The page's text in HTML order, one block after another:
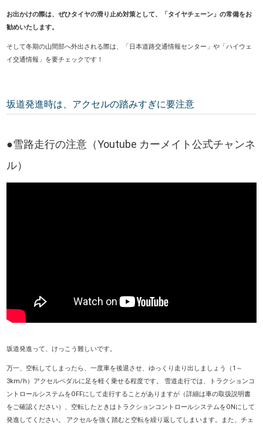
お出かけの際は、ぜひタイヤの滑り止め対策として、「タイヤチェーン」の常備をお
勧めいたします。
そして冬期の山間部へ外出される際は、「日本道路交通情報センター」や「ハイウェ
イ交通情報」を要チェックです！
坂道発進時は、アクセルの踏みすぎに要注意
●雪路走行の注意（Youtube カーメイト公式チャンネ
ル）
坂道発進って、けっこう難しいです。
万一、空転してしまったら、一度車を後退させ、ゆっくり走り出しましょう（1～
3km/h）アクセルペダルに足を軽く乗せる程度です。 雪道走行では、トラクションコ
ントロールシステムをOFFにして走行することがありますが（詳細は車の取扱説明書
をご確認ください）、空転したときはトラクションコントロールシステムをONにして
発進してください。 アクセルを強く踏むと空転を繰り返してしまいます。また、チェ